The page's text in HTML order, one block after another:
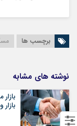
برچسب ها
نوشته های مشابه